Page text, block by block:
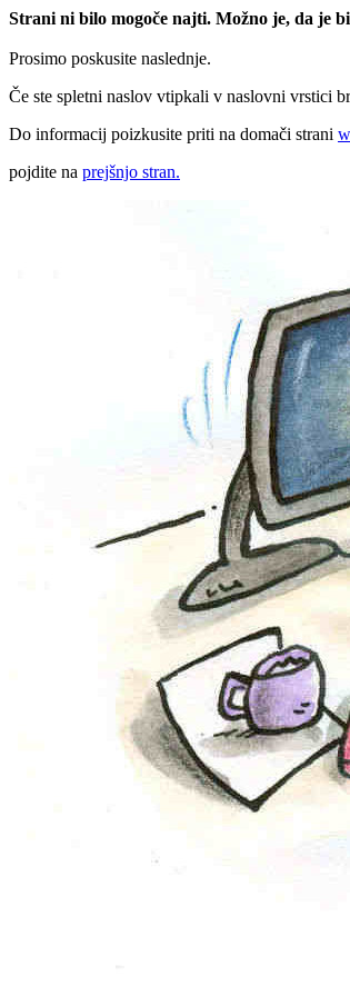
Strani ni bilo mogoče najti. Možno je, da je
Prosimo poskusite naslednje.
Če ste spletni naslov vtipkali v naslovni vrstici
Do informacij poizkusite priti na domači strani
pojdite na prejšnjo stran.